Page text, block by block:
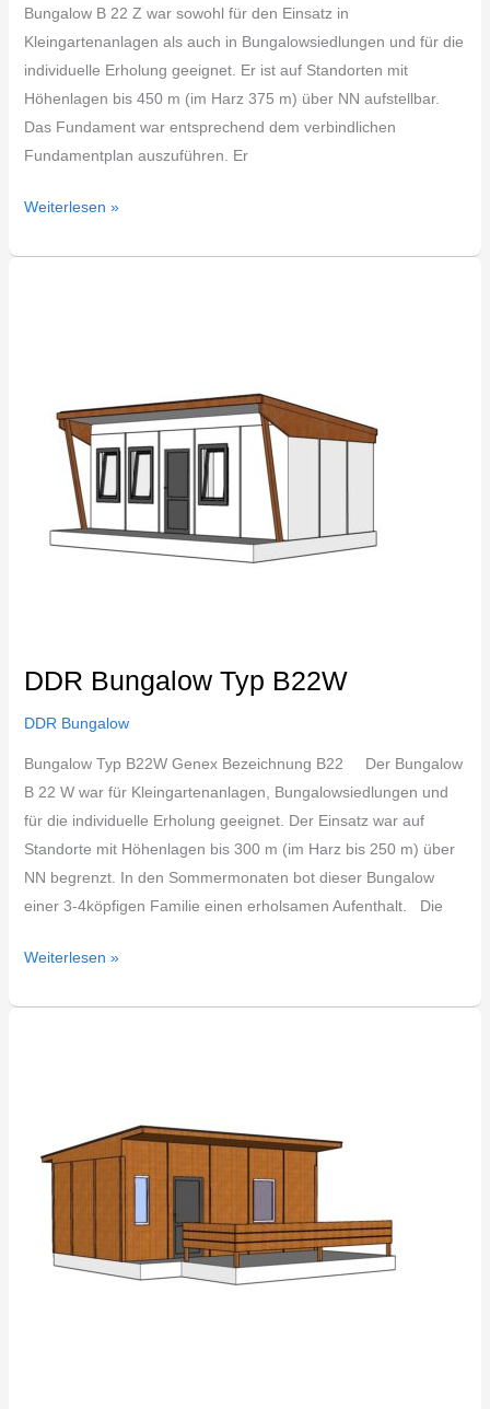
Bungalow B 22 Z war sowohl für den Einsatz in
Kleingartenanlagen als auch in Bungalowsiedlungen und für die
individuelle Erholung geeignet. Er ist auf Standorten mit
Höhenlagen bis 450 m (im Harz 375 m) über NN aufstellbar.
Das Fundament war entsprechend dem verbindlichen
Fundamentplan auszuführen. Er
Weiterlesen »
DDR Bungalow Typ B22W
DDR Bungalow
Bungalow Typ B22W Genex Bezeichnung B22 Der Bungalow
B 22 W war für Kleingartenanlagen, Bungalowsiedlungen und
für die individuelle Erholung geeignet. Der Einsatz war auf
Standorte mit Höhenlagen bis 300 m (im Harz bis 250 m) über
NN begrenzt. In den Sommermonaten bot dieser Bungalow
einer 3-4köpfigen Familie einen erholsamen Aufenthalt. Die
Weiterlesen »